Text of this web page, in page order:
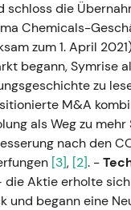
schloss die
Chemicals-
zum 1. April
begann, Symrise
zu
M&A
als Weg zu mehr
nach den
[3], [2]. -
Aktie erholte
und begann eine